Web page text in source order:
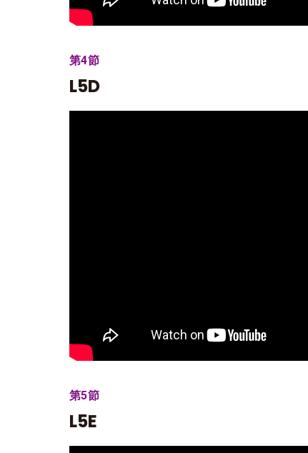
第4節
L5D
第5節
L5E